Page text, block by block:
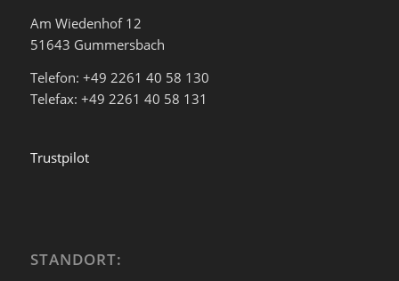
Am Wiedenhof 12
51643 Gummersbach
Telefon: +49 2261 40 58 130
Telefax: +49 2261 40 58 131
Trustpilot
STANDORT: